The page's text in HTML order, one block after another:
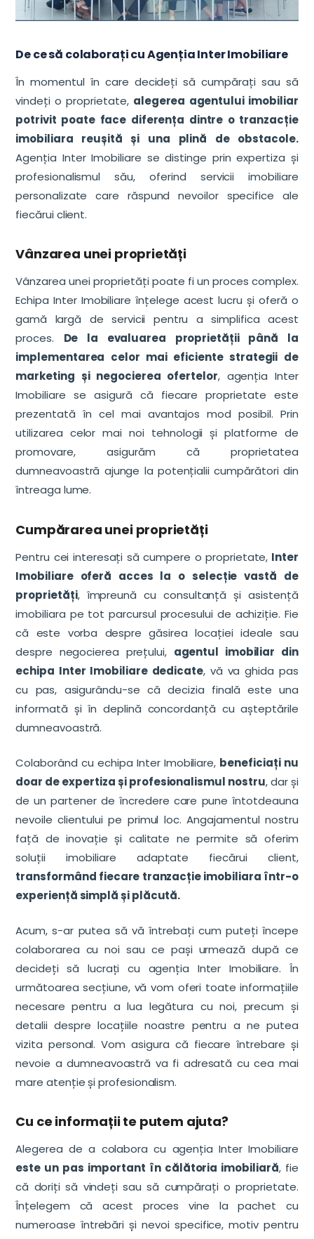
De ce să colaborați cu Agenția Inter Imobiliare
În momentul în care decideți să cumpărați sau să
vindeți o proprietate, alegerea agentului imobiliar
potrivit poate face diferența dintre o tranzacție
imobiliara reușită și una plină de obstacole.
Agenția Inter Imobiliare se distinge prin expertiza și
profesionalismul său, oferind servicii imobiliare
personalizate care răspund nevoilor specifice ale
fiecărui client.
Vânzarea unei proprietăți
Vânzarea unei proprietăți poate fi un proces complex.
Echipa Inter Imobiliare înțelege acest lucru și oferă o
gamă largă de servicii pentru a simplifica acest
proces. De la evaluarea proprietății până la
implementarea celor mai eficiente strategii de
marketing și negocierea ofertelor, agenția Inter
Imobiliare se asigură că fiecare proprietate este
prezentată în cel mai avantajos mod posibil. Prin
utilizarea celor mai noi tehnologii și platforme de
promovare, asigurăm că proprietatea
dumneavoastră ajunge la potențialii cumpărători din
întreaga lume.
Cumpărarea unei proprietăți
Pentru cei interesați să cumpere o proprietate, Inter
Imobiliare oferă acces la o selecție vastă de
proprietăți, împreună cu consultanță și asistență
imobiliara pe tot parcursul procesului de achiziție. Fie
că este vorba despre găsirea locației ideale sau
despre negocierea prețului, agentul imobiliar din
echipa Inter Imobiliare dedicate, vă va ghida pas
cu pas, asigurându-se că decizia finală este una
informată și în deplină concordanță cu așteptările
dumneavoastră.
Colaborând cu echipa Inter Imobiliare, beneficiați nu
doar de expertiza și profesionalismul nostru, dar și
de un partener de încredere care pune întotdeauna
nevoile clientului pe primul loc. Angajamentul nostru
față de inovație și calitate ne permite să oferim
soluții imobiliare adaptate fiecărui client,
transformând fiecare tranzacție imobiliara într-o
experiență simplă și plăcută.
Acum, s-ar putea să vă întrebați cum puteți începe
colaborarea cu noi sau ce pași urmează după ce
decideți să lucrați cu agenția Inter Imobiliare. În
următoarea secțiune, vă vom oferi toate informațiile
necesare pentru a lua legătura cu noi, precum și
detalii despre locațiile noastre pentru a ne putea
vizita personal. Vom asigura că fiecare întrebare și
nevoie a dumneavoastră va fi adresată cu cea mai
mare atenție și profesionalism.
Cu ce informații te putem ajuta?
Alegerea de a colabora cu agenția Inter Imobiliare
este un pas important în călătoria imobiliară, fie
că doriți să vindeți sau să cumpărați o proprietate.
Înțelegem că acest proces vine la pachet cu
numeroase întrebări și nevoi specifice, motiv pentru